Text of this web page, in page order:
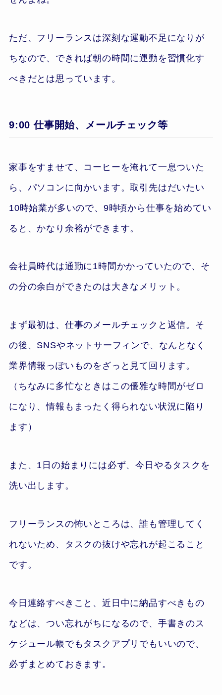
ただ、フリーランスは深刻な運動不足になりが
ちなので、できれば朝の時間に運動を習慣化す
べきだとは思っています。
9:00 仕事開始、メールチェック等
家事をすませて、コーヒーを淹れて一息ついた
ら、パソコンに向かいます。取引先はだいたい
10時始業が多いので、9時頃から仕事を始めてい
ると、かなり余裕ができます。
会社員時代は通勤に1時間かかっていたので、そ
の分の余白ができたのは大きなメリット。
まず最初は、仕事のメールチェックと返信。そ
の後、SNSやネットサーフィンで、なんとなく
業界情報っぽいものをざっと見て回ります。
（ちなみに多忙なときはこの優雅な時間がゼロ
になり、情報もまったく得られない状況に陥り
ます）
また、1日の始まりには必ず、今日やるタスクを
洗い出します。
フリーランスの怖いところは、誰も管理してく
れないため、タスクの抜けや忘れが起こること
です。
今日連絡すべきこと、近日中に納品すべきもの
などは、つい忘れがちになるので、手書きのス
ケジュール帳でもタスクアプリでもいいので、
必ずまとめておきます。